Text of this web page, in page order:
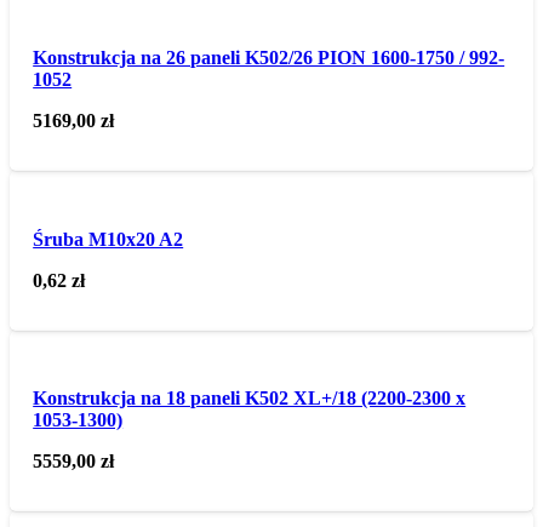
Konstrukcja na 26 paneli K502/26 PION 1600-1750 / 992-
1052
5169,00zł
Śruba M10x20 A2
0,62zł
Konstrukcja na 18 paneli K502 XL+/18 (2200-2300 x
1053-1300)
5559,00zł